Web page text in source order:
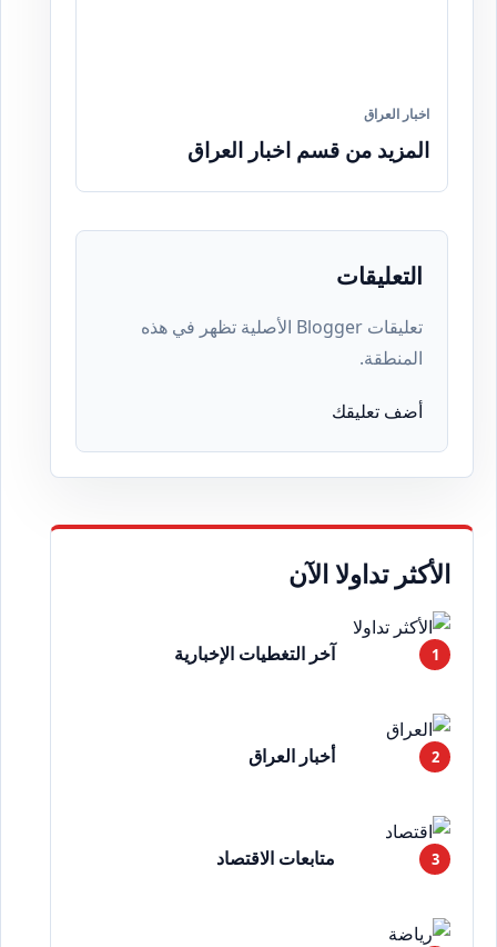
اخبار العراق
المزيد من قسم اخبار العراق
التعليقات
تعليقات Blogger الأصلية تظهر في هذه
المنطقة.
أضف تعليقك
الأكثر تداولا الآن
آخر التغطيات الإخبارية
أخبار العراق
متابعات الاقتصاد